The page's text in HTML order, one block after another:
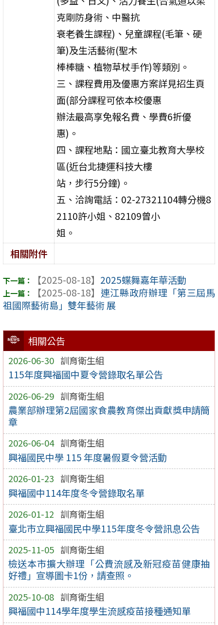
相關公告
2026-06-30 訓育衛生組
115年度興福國中夏令營錄取名單公告
2026-06-29 訓育衛生組
農業部辦理第2屆國家食農教育傑出貢獻獎申請簡
章
2026-06-04 訓育衛生組
興福國民中學 115 年度暑假夏令營活動
2026-01-23 訓育衛生組
興福國中114年度冬令營錄取名單
2026-01-12 訓育衛生組
臺北市立興福國民中學115年度冬令營訊息公告
2025-11-05 訓育衛生組
檢送本市擴大辦理「公費流感及新冠疫苗健康抽
好禮」宣導圖卡1份，請查照。
2025-10-08 訓育衛生組
興福國中114學年度學生流感疫苗接種通知單
克剛防身術、中醫抗
衰老養生課程)、兒童課程(毛筆、硬
筆)及生活藝術(聖木
棒棒糖、植物草杖手作)等類別。
三、課程費用及優惠方案詳見招生頁
面(部分課程可依本校優惠
辦法最高享免報名費、學費6折優
惠)。
四、課程地點：國立臺北教育大學校
區(近台北捷運科技大樓
站，步行5分鐘)。
五、洽詢電話：02-27321104轉分機8
2110許小姐、82109曾小
姐。
相關附件
【2025-08-18】 2025蝶舞嘉年華活動
【2025-08-18】 連江縣政府辦理「第三屆馬
祖國際藝術島」雙年藝術 展